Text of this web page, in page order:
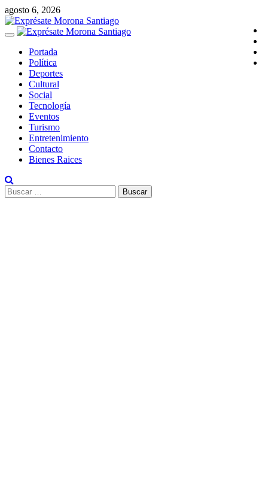
Saltar
al
contenido
agosto 6, 2026
Menú
primarioPortada
Política
Deportes
Cultural
Social
Tecnología
Eventos
Turismo
Entretenimiento
Contacto
Bienes Raices
Buscar: